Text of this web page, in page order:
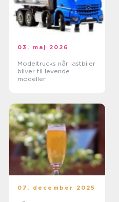
03. maj 2026
Modeltrucks når lastbiler
bliver til levende
modeller
07. december 2025